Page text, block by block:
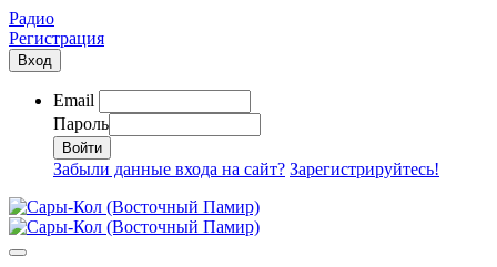
Радио
Регистрация
Вход
Email
Пароль
Забыли данные входа на сайт? Зарегистрируйтесь!